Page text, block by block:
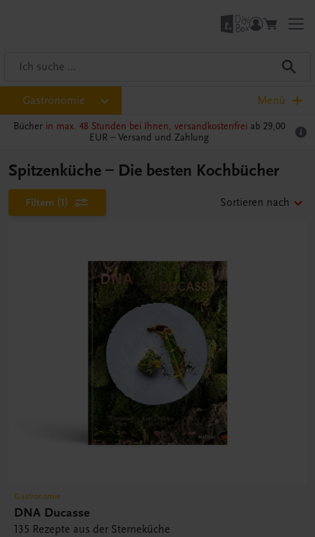
Gastronomie Menü
Bücher in max. 48 Stunden bei Ihnen, versandkostenfrei ab 29,00
EUR – Versand und Zahlung
Spitzenküche – Die besten Kochbücher
Filtern (1) Sortieren nach
Gastronomie
DNA Ducasse
135 Rezepte aus der Sterneküche